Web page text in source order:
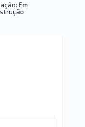
Em